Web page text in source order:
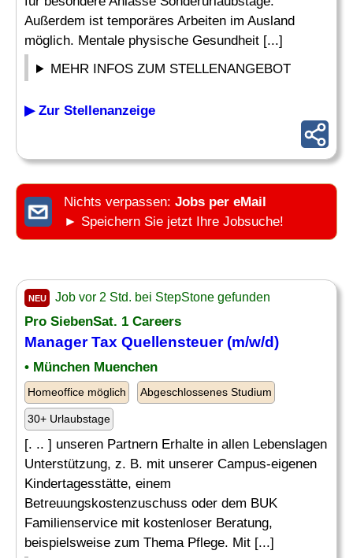
Außerdem ist temporäres Arbeiten im Ausland
möglich. Mentale physische Gesundheit [...]
MEHR INFOS ZUM STELLENANGEBOT
▶ Zur Stellenanzeige
Nichts verpassen: Jobs per eMail
► Speichern Sie jetzt Ihre Jobsuche!
NEU Job vor 2 Std. bei StepStone gefunden
Pro SiebenSat. 1 Careers
Manager Tax Quellensteuer (m/w/d)
• München Muenchen
Homeoffice möglich Abgeschlossenes Studium
30+ Urlaubstage
[. .. ] unseren Partnern Erhalte in allen Lebenslagen
Unterstützung, z. B. mit unserer Campus-eigenen
Kindertagesstätte, einem
Betreuungskostenzuschuss oder dem BUK
Familienservice mit kostenloser Beratung,
beispielsweise zum Thema Pflege. Mit [...]